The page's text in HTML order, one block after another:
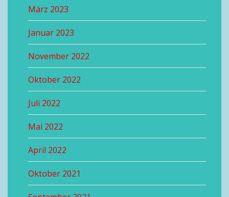
März 2023
Januar 2023
November 2022
Oktober 2022
Juli 2022
Mai 2022
April 2022
Oktober 2021